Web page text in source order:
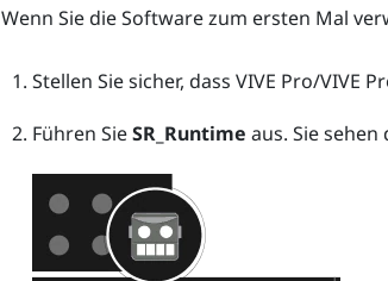
Wenn Sie die Software zum ersten Mal
Stellen Sie sicher, dass VIVE Pro/VIVE
Führen SieSR_Runtime aus. Sie sehen